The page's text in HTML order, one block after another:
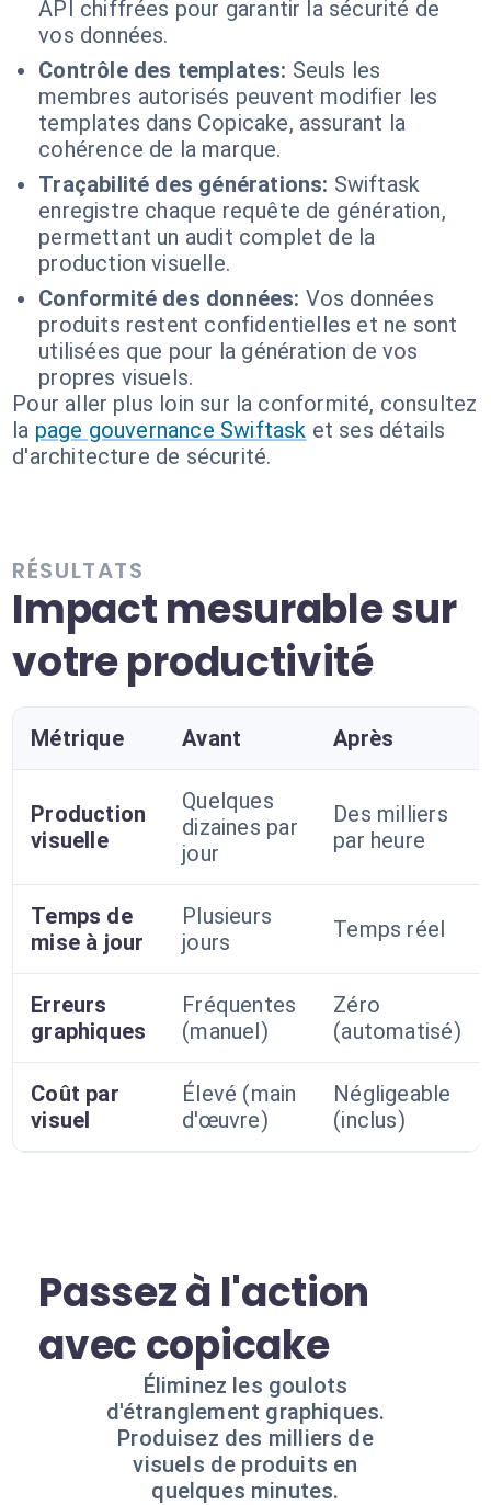
API chiffrées pour garantir la sécurité de
vos données.
Contrôle des templates: Seuls les
membres autorisés peuvent modifier les
templates dans Copicake, assurant la
cohérence de la marque.
Traçabilité des générations: Swiftask
enregistre chaque requête de génération,
permettant un audit complet de la
production visuelle.
Conformité des données: Vos données
produits restent confidentielles et ne sont
utilisées que pour la génération de vos
propres visuels.
Pour aller plus loin sur la conformité, consultez
la page gouvernance Swiftask et ses détails
d'architecture de sécurité.
RÉSULTATS
Impact mesurable sur
votre productivité
Métrique Avant Après
Production
visuelle
Quelques
dizaines par
jour
Des milliers
par heure
Temps de
mise à jour
Plusieurs
jours
Temps réel
Erreurs
graphiques
Fréquentes
(manuel)
Zéro
(automatisé)
Coût par
visuel
Élevé (main
d'œuvre)
Négligeable
(inclus)
Passez à l'action
avec copicake
Éliminez les goulots
d'étranglement graphiques.
Produisez des milliers de
visuels de produits en
quelques minutes.